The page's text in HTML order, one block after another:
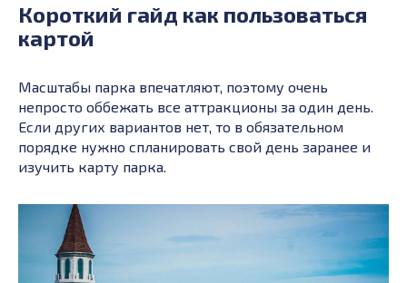
Короткий гайд как пользоваться
картой
Масштабы парка впечатляют, поэтому очень
непросто оббежать все аттракционы за один день.
Если других вариантов нет, то в обязательном
порядке нужно спланировать свой день заранее и
изучить карту парка.